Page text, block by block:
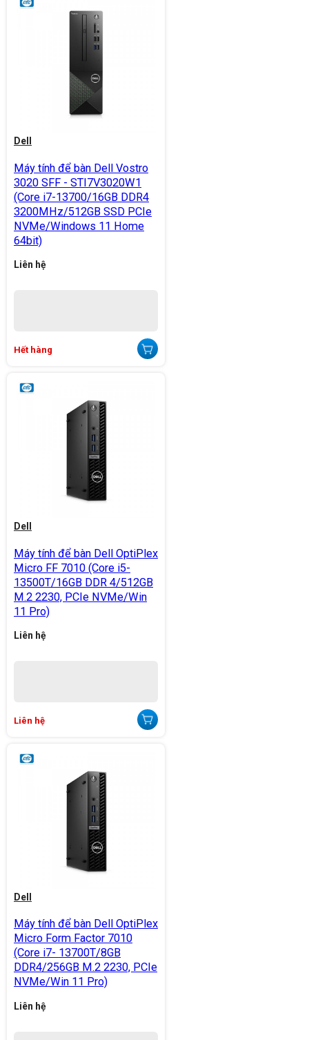
Dell
Máy tính để bàn Dell Vostro
3020 SFF - STI7V3020W1
(Core i7-13700/16GB DDR4
3200MHz/512GB SSD PCIe
NVMe/Windows 11 Home
64bit)
Liên hệ
Hết hàng
Dell
Máy tính để bàn Dell OptiPlex
Micro FF 7010 (Core i5-
13500T/16GB DDR 4/512GB
M.2 2230, PCIe NVMe/Win
11 Pro)
Liên hệ
Liên hệ
Dell
Máy tính để bàn Dell OptiPlex
Micro Form Factor 7010
(Core i7- 13700T/8GB
DDR4/256GB M.2 2230, PCIe
NVMe/Win 11 Pro)
Liên hệ